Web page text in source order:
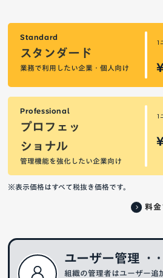
Standard
スタンダード
業務で利用したい企業・個人向け
1
Professional
プロフェッ
ショナル
管理機能を強化したい企業向け
1
※表示価格はすべて税抜き価格です。
料金
ユーザー管理
組織の管理者はユーザー追